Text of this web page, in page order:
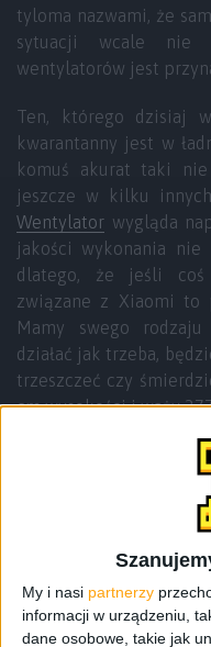
My i nasi partnerzy
informacji w urządzeniu,
dane osobowe, takie jak
tyloma nazwami, że
sytuacji wcale nie
wentylatorów jest
Ten, którego dzisiaj
kwarantanny jest w
komuś akurat taki
jeszcze w kilku
Wentylator wygląda
jakości wykonania
dlatego, że jeśli
związane z Xiaomi to
Mamy swego
działać jak trzeba,
trzeszczeć czy
cm wysokości i waży